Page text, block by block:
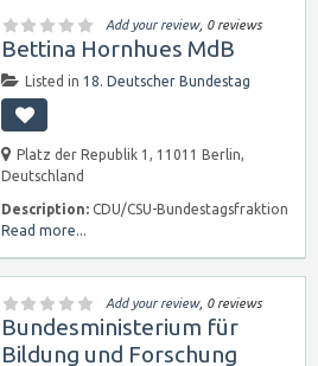
Add your review, 0 reviews
Bettina Hornhues MdB
Listed in 18. Deutscher Bundestag
Platz der Republik 1, 11011 Berlin,
Deutschland
Description: CDU/CSU-Bundestagsfraktion
Read more...
Add your review, 0 reviews
Bundesministerium für
Bildung und Forschung